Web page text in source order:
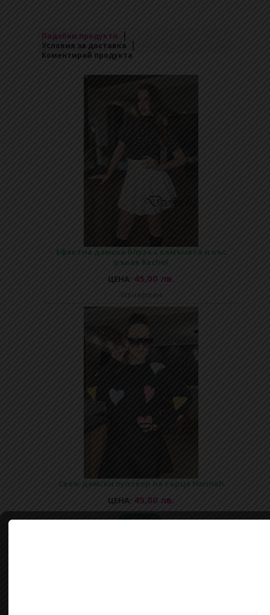
Подобни продукти
Условия за доставка
Коментирай продукта
Ефектна дамска блуза с камъчета и къс
ръкав Rachel
ЦЕНА: 45,00 лв.
Изчерпан
Свеж дамски пуловер на сърца Hannah
ЦЕНА: 45,00 лв.
Купи